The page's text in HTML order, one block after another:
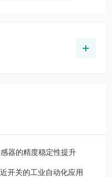
器的精度稳定性提升
开关的工业自动化应用